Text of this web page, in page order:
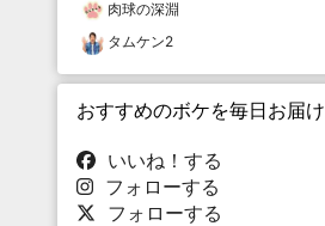
肉球の深淵
タムケン2
おすすめのボケを毎日お届け
いいね！する
フォローする
フォローする